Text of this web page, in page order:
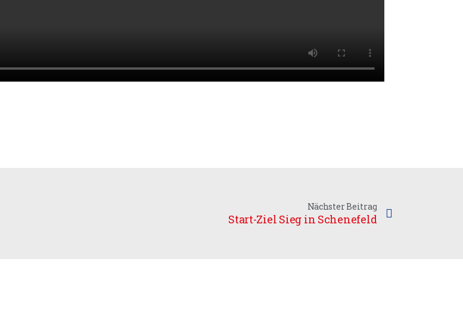
Nächster Beitrag
Start-Ziel Sieg in Schenefeld